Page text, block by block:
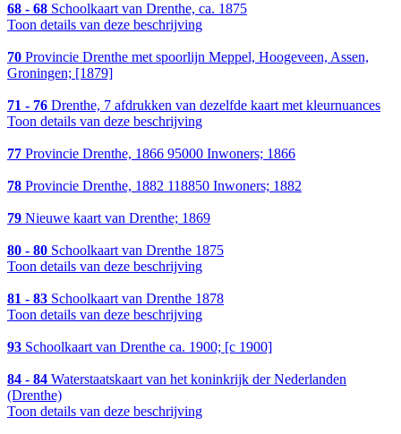
68 - 68 Schoolkaart van Drenthe, ca. 1875
Toon details van deze beschrijving
70 Provincie Drenthe met spoorlijn Meppel, Hoogeveen, Assen,
Groningen; [1879]
71 - 76 Drenthe, 7 afdrukken van dezelfde kaart met kleurnuances
Toon details van deze beschrijving
77 Provincie Drenthe, 1866 95000 Inwoners; 1866
78 Provincie Drenthe, 1882 118850 Inwoners; 1882
79 Nieuwe kaart van Drenthe; 1869
80 - 80 Schoolkaart van Drenthe 1875
Toon details van deze beschrijving
81 - 83 Schoolkaart van Drenthe 1878
Toon details van deze beschrijving
93 Schoolkaart van Drenthe ca. 1900; [c 1900]
84 - 84 Waterstaatskaart van het koninkrijk der Nederlanden
(Drenthe)
Toon details van deze beschrijving